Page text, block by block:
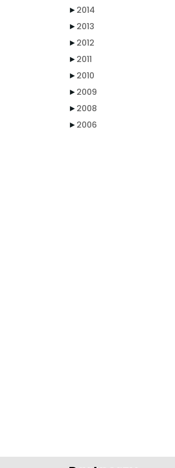
►2014
►2013
►2012
►2011
►2010
►2009
►2008
►2006